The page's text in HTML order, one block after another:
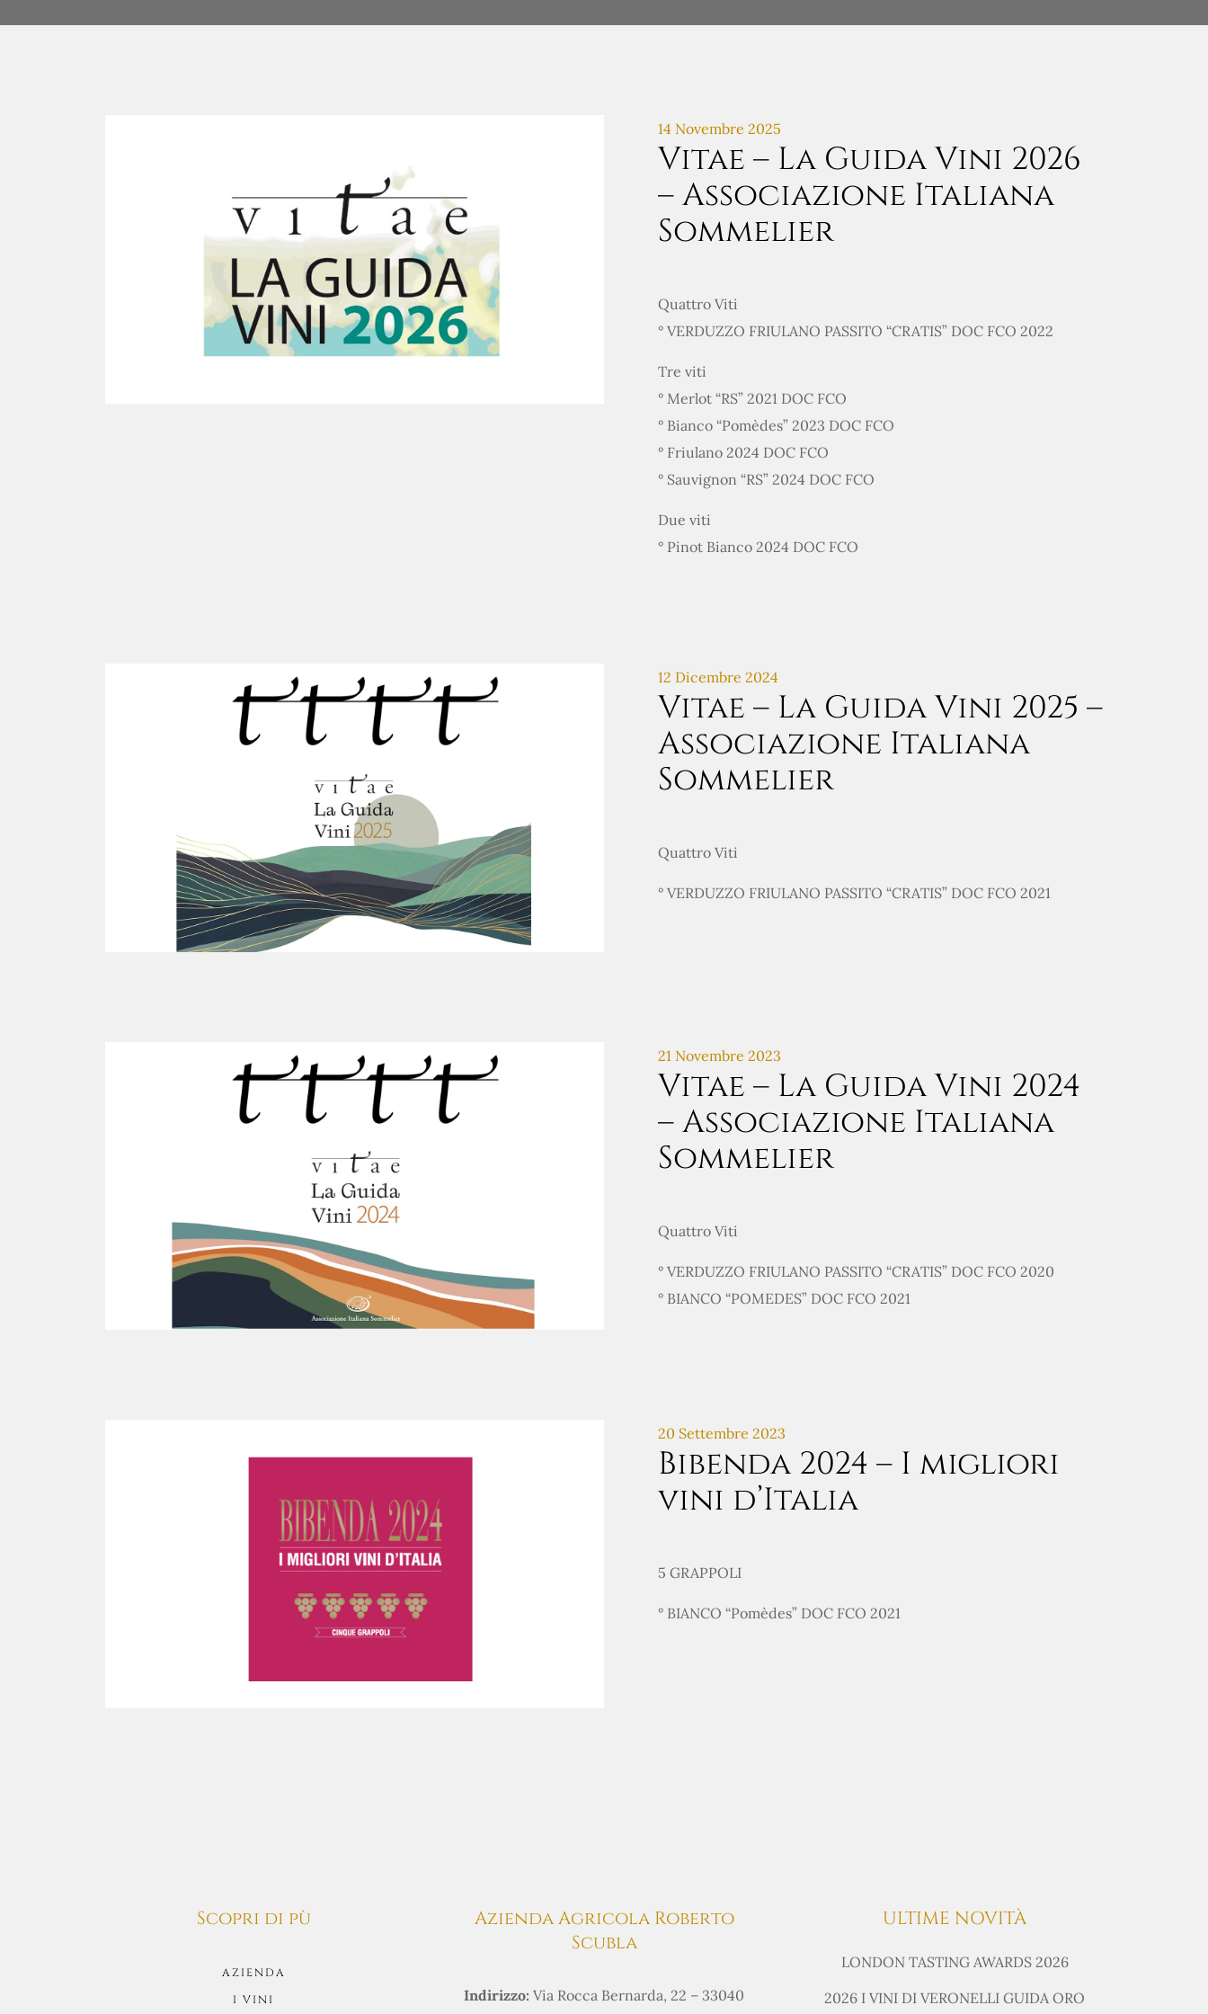
14 Novembre 2025
Vitae – La Guida Vini 2026
– Associazione Italiana
Sommelier
Quattro Viti
° VERDUZZO FRIULANO PASSITO “CRATIS” DOC FCO 2022
Tre viti
° Merlot “RS” 2021 DOC FCO
° Bianco “Pomèdes” 2023 DOC FCO
° Friulano 2024 DOC FCO
° Sauvignon “RS” 2024 DOC FCO
Due viti
° Pinot Bianco 2024 DOC FCO
12 Dicembre 2024
Vitae – La Guida Vini 2025 –
Associazione Italiana
Sommelier
Quattro Viti
° VERDUZZO FRIULANO PASSITO “CRATIS” DOC FCO 2021
21 Novembre 2023
Vitae – La Guida Vini 2024
– Associazione Italiana
Sommelier
Quattro Viti
° VERDUZZO FRIULANO PASSITO “CRATIS” DOC FCO 2020
° BIANCO “POMEDES” DOC FCO 2021
20 Settembre 2023
Bibenda 2024 – I migliori
vini d’Italia
5 GRAPPOLI
° BIANCO “Pomèdes” DOC FCO 2021
Scopri di pù
AZIENDA
I VINI
Azienda Agricola Roberto
Scubla
Indirizzo: Via Rocca Bernarda, 22 – 33040
ULTIME NOVITÀ
LONDON TASTING AWARDS 2026
2026 I VINI DI VERONELLI GUIDA ORO